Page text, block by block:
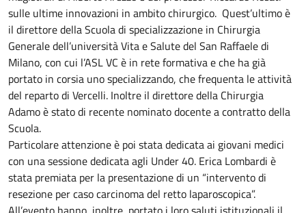
sulle ultime innovazioni in ambito chirurgico. Quest’ultimo è
il direttore della Scuola di specializzazione in Chirurgia
Generale dell’università Vita e Salute del San Raffaele di
Milano, con cui l’ASL VC è in rete formativa e che ha già
portato in corsia uno specializzando, che frequenta le attività
del reparto di Vercelli. Inoltre il direttore della Chirurgia
Adamo è stato di recente nominato docente a contratto della
Scuola.
Particolare attenzione è poi stata dedicata ai giovani medici
con una sessione dedicata agli Under 40. Erica Lombardi è
stata premiata per la presentazione di un “intervento di
resezione per caso carcinoma del retto laparoscopica”.